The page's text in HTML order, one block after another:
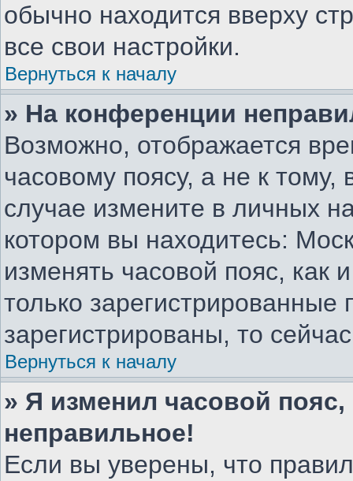
обычно находится вверху
все свои настройки.
Вернуться к началу
» На конференции
Возможно, отображается
часовому поясу, а не к
случае измените в личных
котором вы находитесь:
изменять часовой пояс, как
только
зарегистрированы, то
Вернуться к началу
» Я изменил часовой
неправильное!
Если вы уверены, что